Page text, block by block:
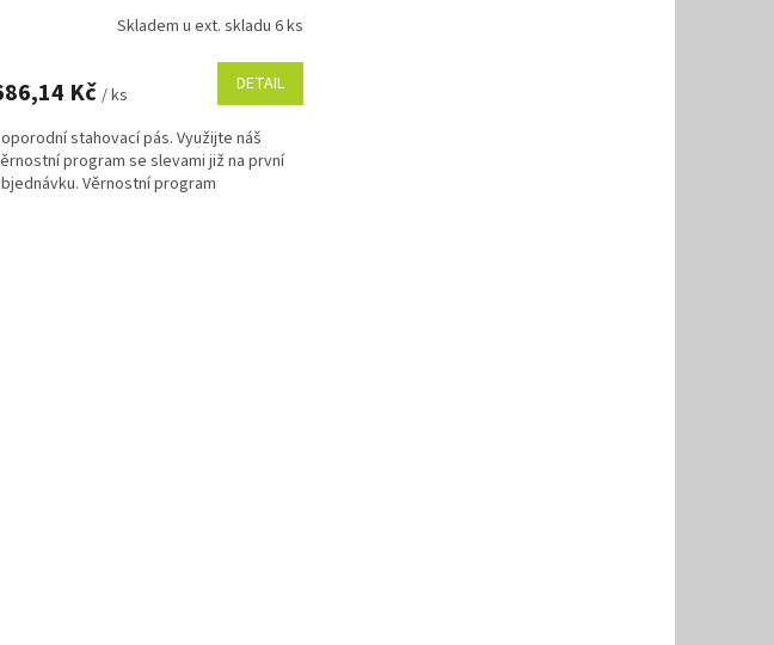
Skladem u ext. skladu 6 ks
Kč/ ks DETAIL
stahovací pás. Využijte náš
program se slevami již na první
Věrnostní program